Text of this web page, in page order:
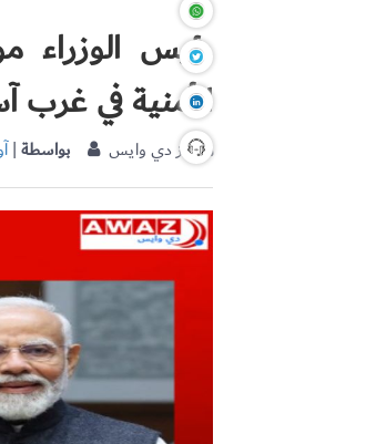
رئيس الوزراء
الأمنية في غرب
| آواز دي وايس بواسطة|